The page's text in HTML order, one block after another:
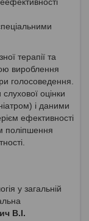
терапії та
вироблення
голосоведення.
оцінки
і даними
ефективності
поліпшення
у загальній
В.І.